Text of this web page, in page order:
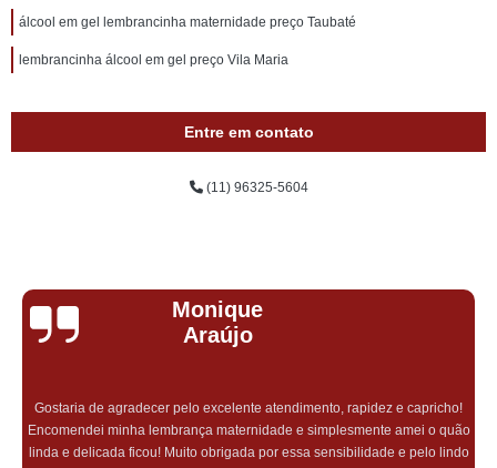
álcool em gel lembrancinha maternidade preço Taubaté
lembrancinha álcool em gel preço Vila Maria
Entre em contato
(11) 96325-5604
Monique
Araújo
Gostaria de agradecer pelo excelente atendimento, rapidez e capricho!
Encomendei minha lembrança maternidade e simplesmente amei o quão
linda e delicada ficou! Muito obrigada por essa sensibilidade e pelo lindo